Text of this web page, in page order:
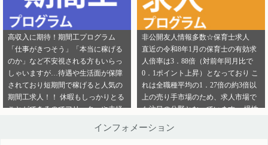
さい。
ナーにご登録いただいているアフィ
リエイター様は「お問い合わせはこ
ちら」からご連絡ください。
高収入に期待！期間工プログラム
「仕事がきつそう」「本当に稼げる
のか」など不安視される方もいらっ
しゃいますが…待遇や生活面が保障
されており短期間で稼げると人気の
期間工求人！！ 休暇もしっかりとる
ことができるのでフリーターや未経
新規でご登録いただくアフィリエイ
非公開友人情報多数☆保育士求人
直近の令和8年1月の保育士の有効求
人倍率は3．88倍（対前年同月比で
0．1ポイント上昇）となっており こ
れは全職種平均の1．27倍の約3倍以
上の売り手市場のため、求人市場で
も注目の分野となっています。 慢性
採用というスタイルの保育園も増え
インフォメーション